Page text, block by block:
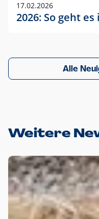
17.02.2026
2026: So geht
Alle
Weitere